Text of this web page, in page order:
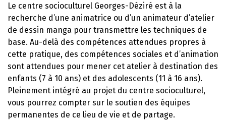
Le centre socioculturel Georges-Déziré est à la
recherche d’une animatrice ou d’un animateur d’atelier
de dessin manga pour transmettre les techniques de
base. Au-delà des compétences attendues propres à
cette pratique, des compétences sociales et d’animation
sont attendues pour mener cet atelier à destination des
enfants (7 à 10 ans) et des adolescents (11 à 16 ans).
Pleinement intégré au projet du centre socioculturel,
vous pourrez compter sur le soutien des équipes
permanentes de ce lieu de vie et de partage.